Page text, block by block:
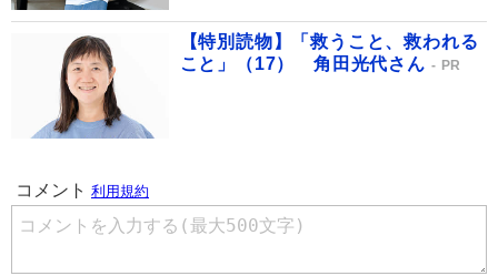
【特別読物】「救うこと、救われる
こと」（17） 角田光代さん
PR